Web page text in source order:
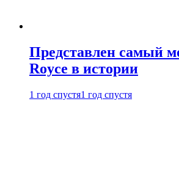
Представлен самый
Royce в истории
1 год спустя1 год спустя